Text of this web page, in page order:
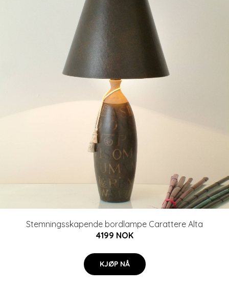
Stemningsskapende bordlampe Carattere Alta
4199 NOK
KJØP NÅ